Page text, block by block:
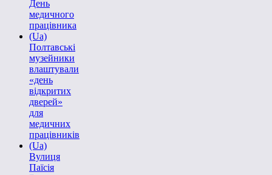
День
медичного
працівника
(Ua)
Полтавські
музейники
влаштували
«день
відкритих
дверей»
для
медичних
працівників
(Ua)
Вулиця
Паїсія